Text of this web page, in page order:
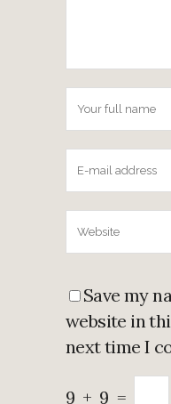
Save my
website in
next time I
9 + 9 =